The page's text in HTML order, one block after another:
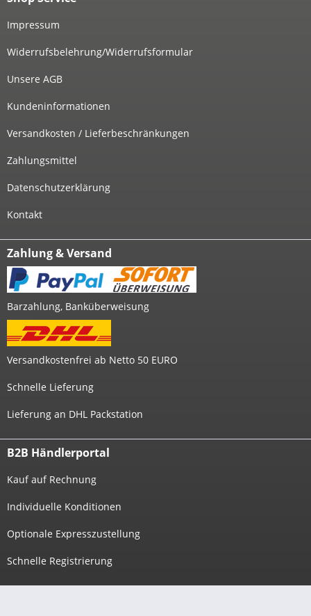
Impressum
Widerrufsbelehrung/Widerrufsformular
Unsere AGB
Kundeninformationen
Versandkosten / Lieferbeschränkungen
Zahlungsmittel
Datenschutzerklärung
Kontakt
Zahlung & Versand
Barzahlung, Banküberweisung
Versandkostenfrei ab Netto 50 EURO
Schnelle Lieferung
Lieferung an DHL Packstation
B2B Händlerportal
Kauf auf Rechnung
Individuelle Konditionen
Optionale Expresszustellung
Schnelle Registrierung